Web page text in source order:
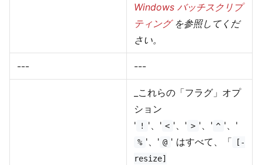
Windows バッチスクリプ
ティングを参照してくだ
さい。
--- ---
_これらの「フラグ」オプ
ション
'
! '、' < '、' > '、' ^ '、'
% '、' @ ' はすべて、「
[-
resize]